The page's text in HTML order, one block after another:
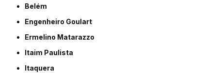
Belém
Engenheiro Goulart
Ermelino Matarazzo
Itaim Paulista
Itaquera